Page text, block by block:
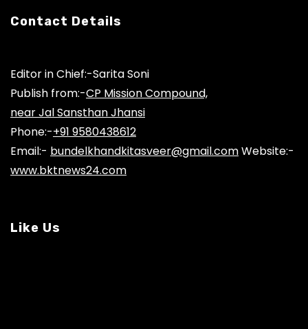
Contact Details
Editor in Chief:-Sarita Soni
Publish from:-CP Mission Compound,
near Jal Sansthan Jhansi
Phone:-+91 9580438612
Email:- bundelkhandkitasveer@gmail.comWebsite:-
www.bktnews24.com
Like Us